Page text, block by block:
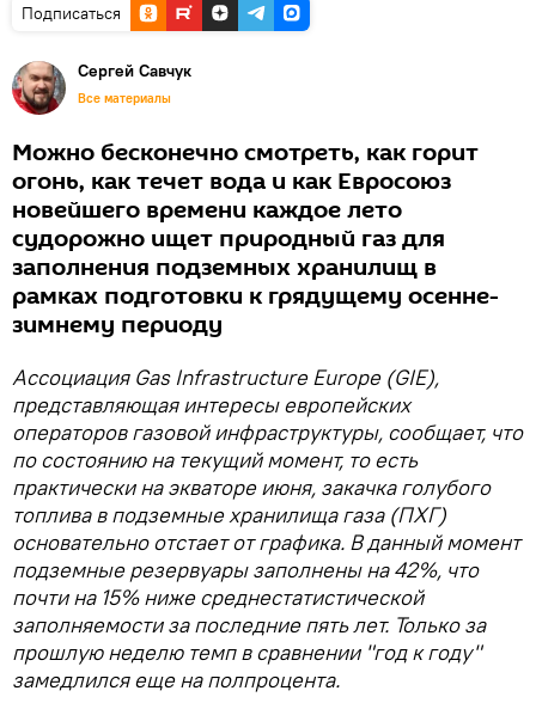
Подписаться
Сергей Савчук
Все материалы
Можно бесконечно смотреть, как горит
огонь, как течет вода и как Евросоюз
новейшего времени каждое лето
судорожно ищет природный газ для
заполнения подземных хранилищ в
рамках подготовки к грядущему осенне-
зимнему периоду
Ассоциация Gas Infrastructure Europe (GIE),
представляющая интересы европейских
операторов газовой инфраструктуры, сообщает, что
по состоянию на текущий момент, то есть
практически на экваторе июня, закачка голубого
топлива в подземные хранилища газа (ПХГ)
основательно отстает от графика. В данный момент
подземные резервуары заполнены на 42%, что
почти на 15% ниже среднестатистической
заполняемости за последние пять лет. Только за
прошлую неделю темп в сравнении "год к году"
замедлился еще на полпроцента.